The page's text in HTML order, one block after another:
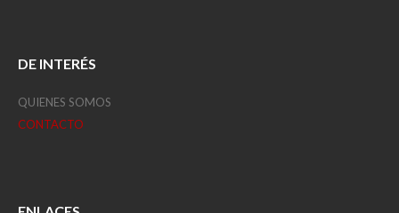
DE INTERÉS
QUIENES SOMOS
CONTACTO